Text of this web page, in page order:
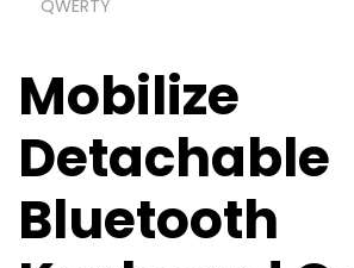
Mobilize
Detachable
Bluetooth